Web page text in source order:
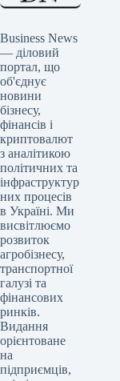
Business News
— діловий
портал, що
об'єднує
новини
бізнесу,
фінансів і
криптовалют
з аналітикою
політичних та
інфраструктур
них процесів
в Україні. Ми
висвітлюємо
розвиток
агробізнесу,
транспортної
галузі та
фінансових
ринків.
Видання
орієнтоване
на
підприємців,